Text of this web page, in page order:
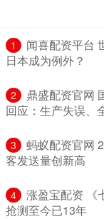
1
闻喜配资平台
日本成为例外？
2
鼎盛配资官网
回应：生产失误、
3
蚂蚁配资官网
客发送量创新高
4
涨盈宝配资 《
抢测至今已13年